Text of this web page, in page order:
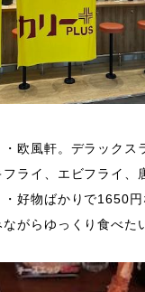
欧風軒。デラックス
ライ、エビフライ、
好物ばかりで1650
がらゆっくり食べた